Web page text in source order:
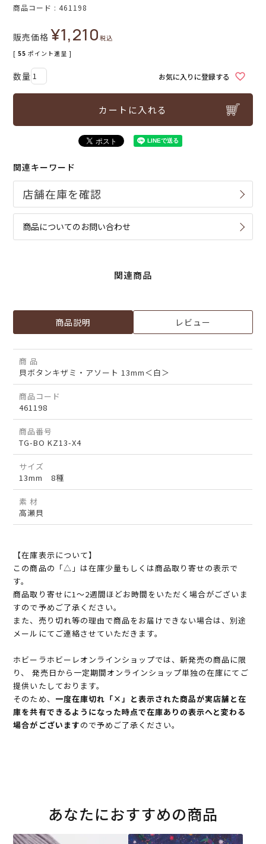
商品コード 461198
販売価格 ¥1,210税込
[ 55 ポイント進呈 ]
お気に入りに登録する
カートに入れる
関連キーワード
商品についてのお問い合わせ
関連商品
商品説明 レビュー
商 品
貝ボタンキザミ・アソート 13mm＜白＞
商品コード
461198
商品番号
TG-BO KZ13-X4
サイズ
13mm 8種
素 材
高瀬貝
【在庫表示について】
この商品の「△」は在庫少量もしくは商品取り寄せの表示で
す。
商品取り寄せに1～2週間ほどお時間をいただく場合がございま
すので予めご了承ください。
また、売り切れ等の理由で商品をお届けできない場合は、別途
メールにてご連絡させていただきます。
ホビーラホビーレオンラインショップでは、新発売の商品に限
り、 発売日から一定期間オンラインショップ単独の在庫にてご
提供いたしております。
そのため、 一度在庫切れ「×」と表示された商品が実店舗と在
庫を共有できるようになった時点で在庫ありの表示へと変わる
場合がございますので予めご了承ください。
あなたにおすすめの商品